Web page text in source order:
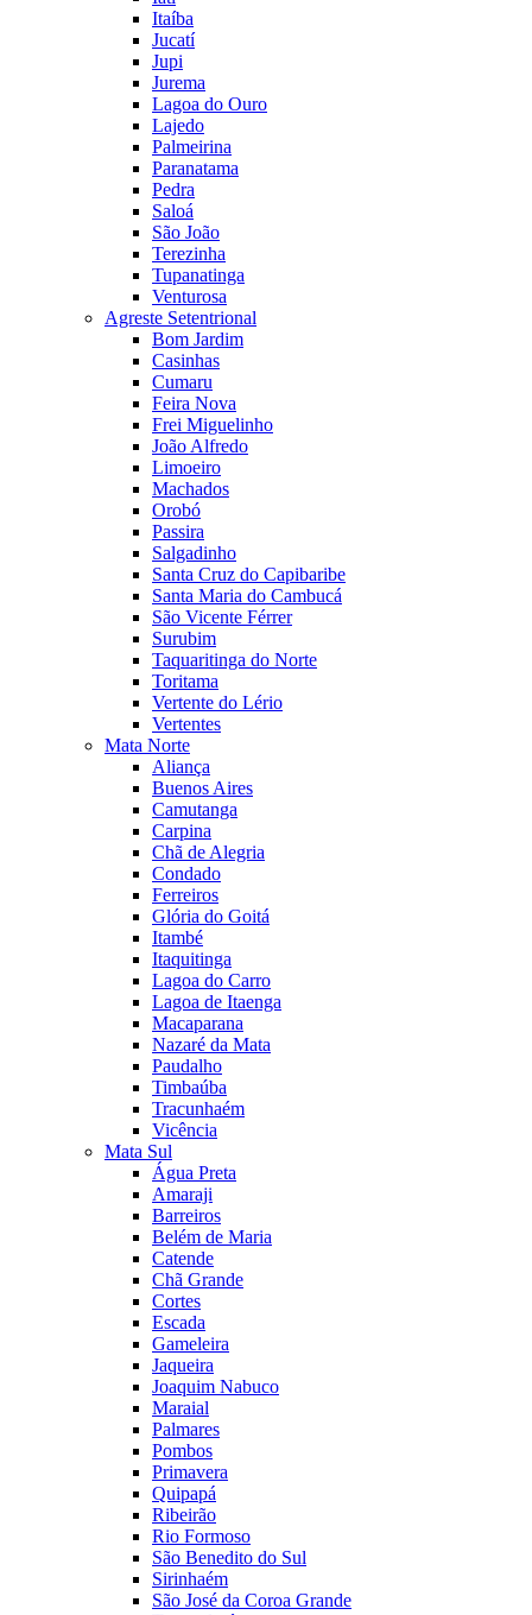
Itaíba
Jucatí
Jupi
Jurema
Lagoa do Ouro
Lajedo
Palmeirina
Paranatama
Pedra
Saloá
São João
Terezinha
Tupanatinga
Venturosa
Agreste Setentrional
Bom Jardim
Casinhas
Cumaru
Feira Nova
Frei Miguelinho
João Alfredo
Limoeiro
Machados
Orobó
Passira
Salgadinho
Santa Cruz do Capibaribe
Santa Maria do Cambucá
São Vicente Férrer
Surubim
Taquaritinga do Norte
Toritama
Vertente do Lério
Vertentes
Mata Norte
Aliança
Buenos Aires
Camutanga
Carpina
Chã de Alegria
Condado
Ferreiros
Glória do Goitá
Itambé
Itaquitinga
Lagoa do Carro
Lagoa de Itaenga
Macaparana
Nazaré da Mata
Paudalho
Timbaúba
Tracunhaém
Vicência
Mata Sul
Água Preta
Amaraji
Barreiros
Belém de Maria
Catende
Chã Grande
Cortes
Escada
Gameleira
Jaqueira
Joaquim Nabuco
Maraial
Palmares
Pombos
Primavera
Quipapá
Ribeirão
Rio Formoso
São Benedito do Sul
Sirinhaém
São José da Coroa Grande